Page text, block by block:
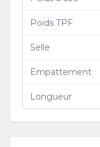
Poids TPF
Selle
Empattement
Longueur